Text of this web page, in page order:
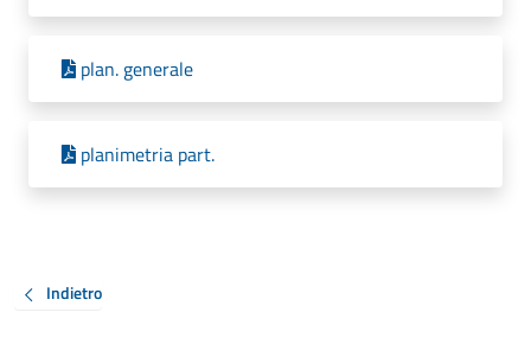
plan. generale
planimetria part.
Indietro